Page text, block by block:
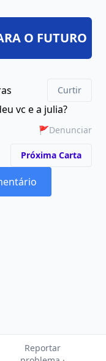
Curtir
vc e a julia?
🚩Denunciar
Próxima Carta
O FUTURO
Reportar